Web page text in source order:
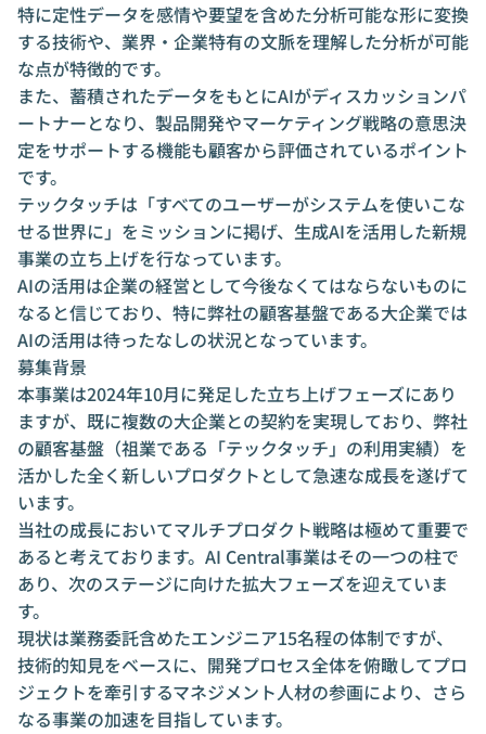
特に定性データを感情や要望を含めた分析可能な形に変換
する技術や、業界・企業特有の文脈を理解した分析が可能
な点が特徴的です。
また、蓄積されたデータをもとにAIがディスカッションパ
ートナーとなり、製品開発やマーケティング戦略の意思決
定をサポートする機能も顧客から評価されているポイント
です。
テックタッチは「すべてのユーザーがシステムを使いこな
せる世界に」をミッションに掲げ、生成AIを活用した新規
事業の立ち上げを行なっています。
AIの活用は企業の経営として今後なくてはならないものに
なると信じており、特に弊社の顧客基盤である大企業では
AIの活用は待ったなしの状況となっています。
募集背景
本事業は2024年10月に発足した立ち上げフェーズにあり
ますが、既に複数の大企業との契約を実現しており、弊社
の顧客基盤（祖業である「テックタッチ」の利用実績）を
活かした全く新しいプロダクトとして急速な成長を遂げて
います。
当社の成長においてマルチプロダクト戦略は極めて重要で
あると考えております。AI Central事業はその一つの柱で
あり、次のステージに向けた拡大フェーズを迎えていま
す。
現状は業務委託含めたエンジニア15名程の体制ですが、
技術的知見をベースに、開発プロセス全体を俯瞰してプロ
ジェクトを牽引するマネジメント人材の参画により、さら
なる事業の加速を目指しています。